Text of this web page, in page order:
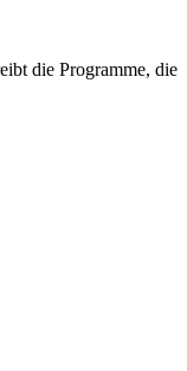
die Programme, die